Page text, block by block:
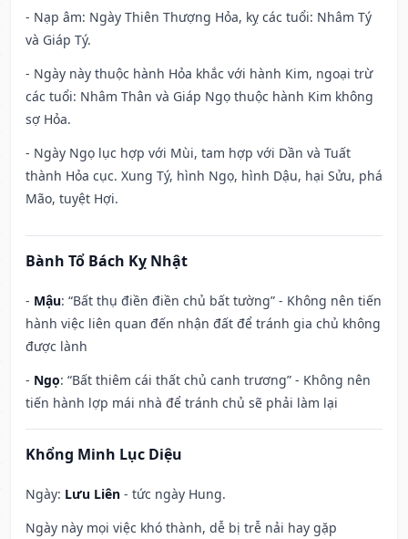
- Nạp âm: Ngày Thiên Thượng Hỏa, kỵ các tuổi: Nhâm Tý
và Giáp Tý.
- Ngày này thuộc hành Hỏa khắc với hành Kim, ngoại trừ
các tuổi: Nhâm Thân và Giáp Ngọ thuộc hành Kim không
sợ Hỏa.
- Ngày Ngọ lục hợp với Mùi, tam hợp với Dần và Tuất
thành Hỏa cục. Xung Tý, hình Ngọ, hình Dậu, hại Sửu, phá
Mão, tuyệt Hợi.
Bành Tổ Bách Kỵ Nhật
- Mậu: “Bất thụ điền điền chủ bất tường” - Không nên tiến
hành việc liên quan đến nhận đất để tránh gia chủ không
được lành
- Ngọ: “Bất thiêm cái thất chủ canh trương” - Không nên
tiến hành lợp mái nhà để tránh chủ sẽ phải làm lại
Khổng Minh Lục Diệu
Ngày: Lưu Liên - tức ngày Hung.
Ngày này mọi việc khó thành, dễ bị trễ nải hay gặp